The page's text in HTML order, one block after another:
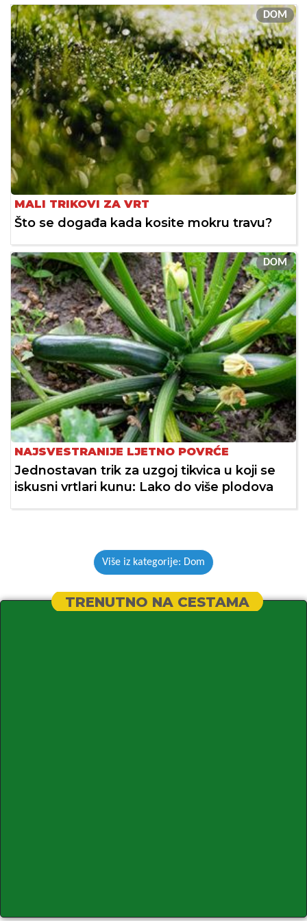
DOM
MALI TRIKOVI ZA VRT
Što se događa kada kosite mokru travu?
DOM
NAJSVESTRANIJE LJETNO POVRĆE
Jednostavan trik za uzgoj tikvica u koji se
iskusni vrtlari kunu: Lako do više plodova
Više iz kategorije: Dom
TRENUTNO NA CESTAMA